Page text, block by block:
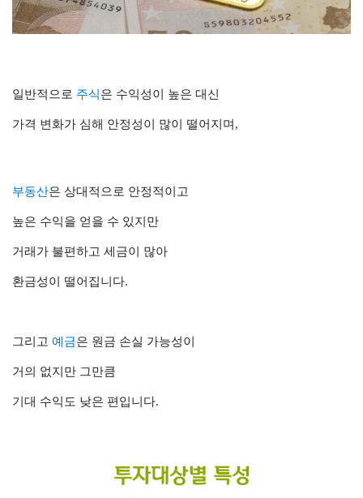
일반적으로 주식은 수익성이 높은 대신
가격 변화가 심해 안정성이 많이 떨어지며,
부동산은 상대적으로 안정적이고
높은 수익을 얻을 수 있지만
거래가 불편하고 세금이 많아
환금성이 떨어집니다.
그리고 예금은 원금 손실 가능성이
거의 없지만 그만큼
기대 수익도 낮은 편입니다.